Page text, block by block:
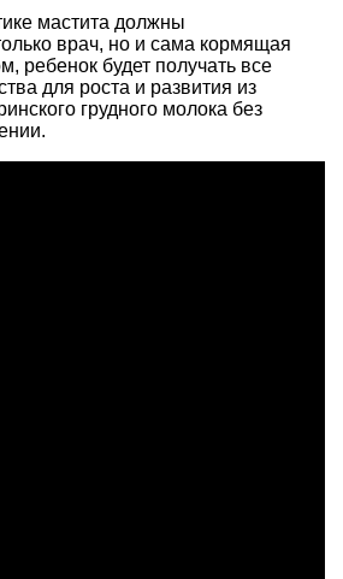
мастита должны
врач, но и сама кормящая
ребенок будет получать все
для роста и развития из
грудного молока без